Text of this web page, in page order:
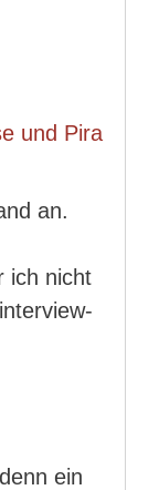
an.
ich nicht
ein